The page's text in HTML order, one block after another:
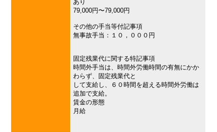
あり
79,000円〜79,000円
その他の手当等付記事項
無事故手当：１０，０００円
固定残業代に関する特記事項
時間外手当は、時間外労働時間の有無にかか
わらず、固定残業代と
して支給し、６０時間を超える時間外労働は
追加で支給。
賃金の形態
月給